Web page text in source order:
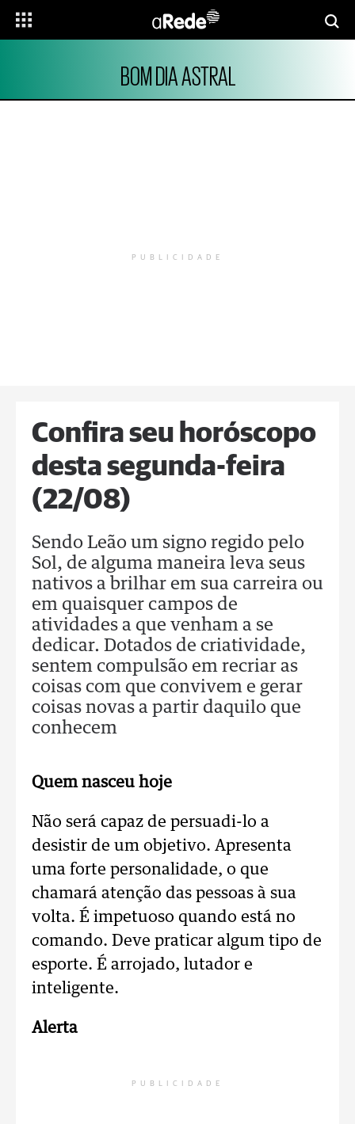
BOM DIA ASTRAL
PUBLICIDADE
Confira seu horóscopo
desta segunda-feira
(22/08)
Sendo Leão um signo regido pelo
Sol, de alguma maneira leva seus
nativos a brilhar em sua carreira ou
em quaisquer campos de
atividades a que venham a se
dedicar. Dotados de criatividade,
sentem compulsão em recriar as
coisas com que convivem e gerar
coisas novas a partir daquilo que
conhecem
Quem nasceu hoje
Não será capaz de persuadi-lo a
desistir de um objetivo. Apresenta
uma forte personalidade, o que
chamará atenção das pessoas à sua
volta. É impetuoso quando está no
comando. Deve praticar algum tipo de
esporte. É arrojado, lutador e
inteligente.
Alerta
PUBLICIDADE